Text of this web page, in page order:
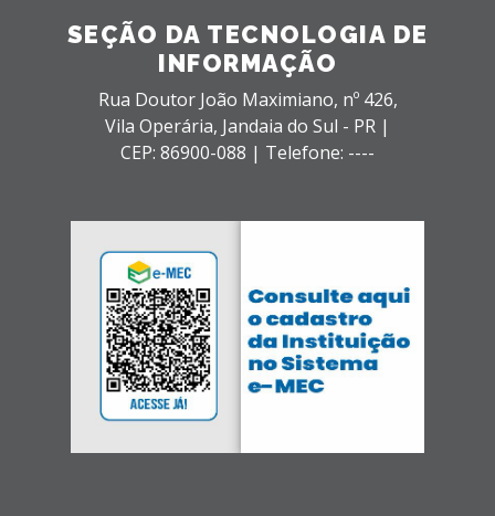
SEÇÃO DA TECNOLOGIA DE
INFORMAÇÃO
Rua Doutor João Maximiano, nº 426,
Vila Operária, Jandaia do Sul - PR |
CEP: 86900-088 | Telefone: ----